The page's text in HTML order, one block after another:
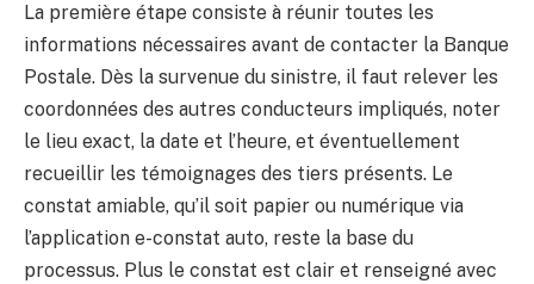
La première étape consiste à réunir toutes les
informations nécessaires avant de contacter la Banque
Postale. Dès la survenue du sinistre, il faut relever les
coordonnées des autres conducteurs impliqués, noter
le lieu exact, la date et l’heure, et éventuellement
recueillir les témoignages des tiers présents. Le
constat amiable, qu’il soit papier ou numérique via
l’application e-constat auto, reste la base du
processus. Plus le constat est clair et renseigné avec